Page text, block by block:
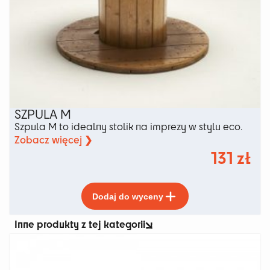
SZPULA M
Szpula M to idealny stolik na imprezy w stylu eco.
Zobacz więcej ❯
131 zł
Dodaj do wyceny
produkt
ma
wiele
Inne produkty z tej kategorii